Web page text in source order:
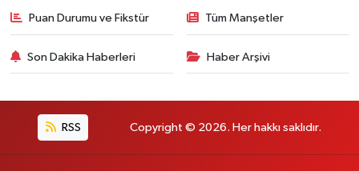
Puan Durumu ve Fikstür Tüm Manşetler
Son Dakika Haberleri Haber Arşivi
RSS Copyright © 2026. Her hakkı saklıdır.